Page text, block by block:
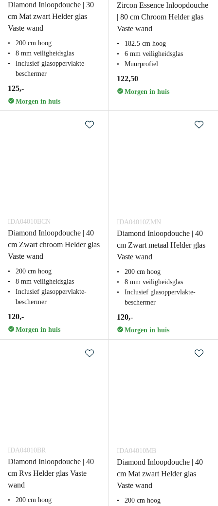
Diamond Inloopdouche | 30
cm Mat zwart Helder glas
Vaste wand
200 cm hoog
8 mm veiligheidsglas
Inclusief glasoppervlakte-
beschermer
125,-
Morgen in huis
Zircon Essence Inloopdouche
| 80 cm Chroom Helder glas
Vaste wand
182.5 cm hoog
6 mm veiligheidsglas
Muurprofiel
122,50
Morgen in huis
IDA04010BCN
Diamond Inloopdouche | 40
cm Zwart chroom Helder glas
Vaste wand
200 cm hoog
8 mm veiligheidsglas
Inclusief glasoppervlakte-
beschermer
120,-
Morgen in huis
IDA04010ZMN
Diamond Inloopdouche | 40
cm Zwart metaal Helder glas
Vaste wand
200 cm hoog
8 mm veiligheidsglas
Inclusief glasoppervlakte-
beschermer
120,-
Morgen in huis
IDA04010BR
Diamond Inloopdouche | 40
cm Rvs Helder glas Vaste
wand
200 cm hoog
IDA04010MB
Diamond Inloopdouche | 40
cm Mat zwart Helder glas
Vaste wand
200 cm hoog